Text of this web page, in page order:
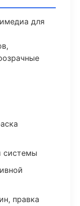
для
системы
правка